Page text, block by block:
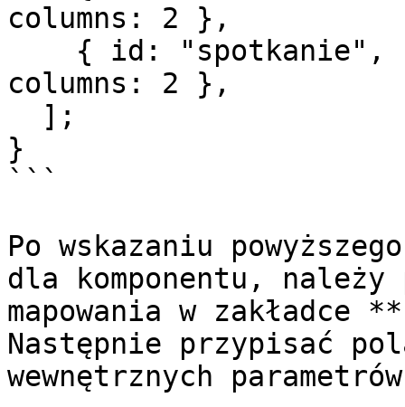
columns: 2 },
columns: 2 },
}
```
Po wskazaniu
dla komponentu,
mapowania w zakładce
Następnie przypisać
wewnętrznych